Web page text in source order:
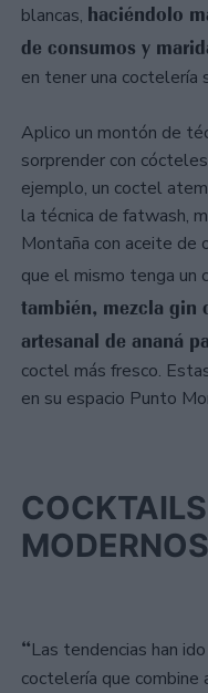
blancas, haciéndolo
de consumos y
en tener una coctelería
Aplico un montón de
sorprender con
ejemplo, un coctel
la técnica de fatwash,
Montaña con aceite
que el mismo tenga un
también, mezcla gin
artesanal de ananá
coctel más fresco.
en su espacio Punto
MODERNOS
“Las tendencias han
coctelería que